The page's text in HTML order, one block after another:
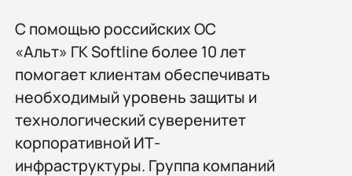
С помощью российских ОС
«Альт» ГК Softline более 10 лет
помогает клиентам обеспечивать
необходимый уровень защиты и
технологический суверенитет
корпоративной ИТ-
инфраструктуры. Группа компаний